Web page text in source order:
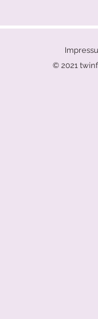
© 2021